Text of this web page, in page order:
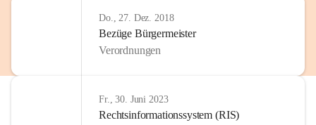
Do., 27. Dez. 2018
Bezüge Bürgermeister
Verordnungen
Fr., 30. Juni 2023
Rechtsinformationssystem (RIS)